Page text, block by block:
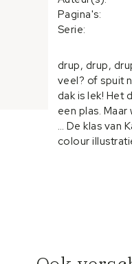
Pagina's:
Serie:
drup, drup,
veel? of spuit
dak is lek! Het
een plas.
… De klas van
colour